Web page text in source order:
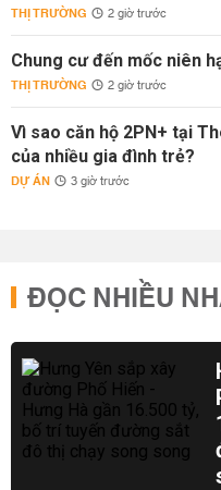
THỊ TRƯỜNG 2 giờ trước
Chung cư đến mốc niên
THỊ TRƯỜNG 2 giờ trước
Vì sao căn hộ 2PN+ tại
của nhiều gia đình trẻ?
DỰ ÁN 3 giờ trước
ĐỌC NHIỀU